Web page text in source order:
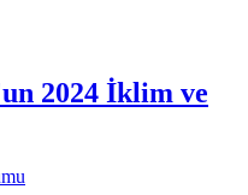
2024 İklim ve